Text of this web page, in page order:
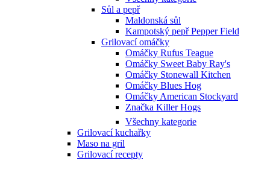
Sůl a pepř
Maldonská sůl
Kampotský pepř Pepper Field
Grilovací omáčky
Omáčky Rufus Teague
Omáčky Sweet Baby Ray's
Omáčky Stonewall Kitchen
Omáčky Blues Hog
Omáčky American Stockyard
Značka Killer Hogs
Všechny kategorie
Grilovací kuchařky
Maso na gril
Grilovací recepty